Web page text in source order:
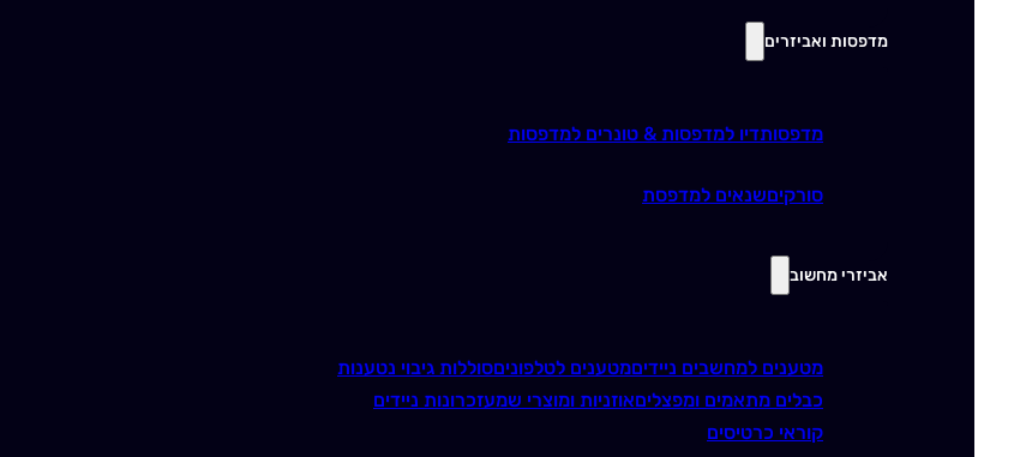
מדפסות ואביזרים
מדפסותדיו למדפסות & טונרים למדפסות
סורקיםשנאים למדפסת
אביזרי מחשוב
מטענים למחשבים ניידיםמטענים לטלפוניםסוללות גיבוי נטענות
כבלים מתאמים ומפצליםאוזניות ומוצרי שמעזכרונות ניידים
קוראי כרטיסים